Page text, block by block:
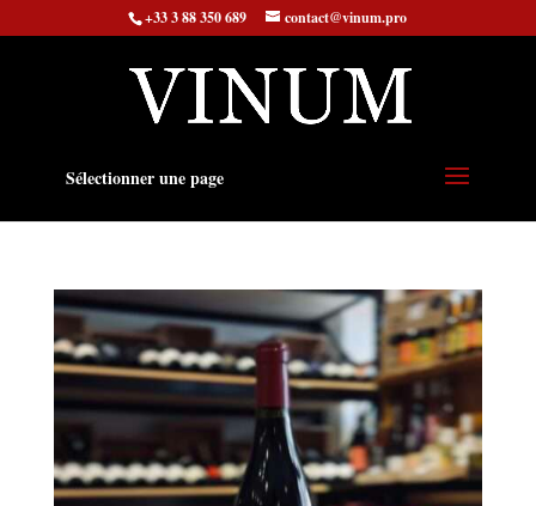
+33 3 88 350 689 contact@vinum.pro
Sélectionner une page